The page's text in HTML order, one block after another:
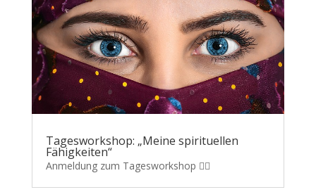
Tagesworkshop: „Meine spirituellen
Fähigkeiten“
Anmeldung zum Tagesworkshop 👉🏽